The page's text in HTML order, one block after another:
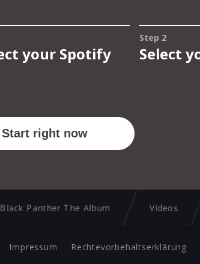
Black Panther The Album Videos
Impressum Rechtevorbehaltserklärung